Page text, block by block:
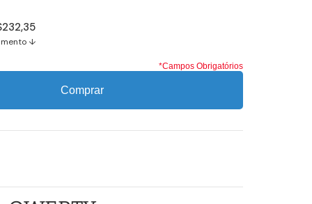
↓
*Campos Obrigatórios
Comprar